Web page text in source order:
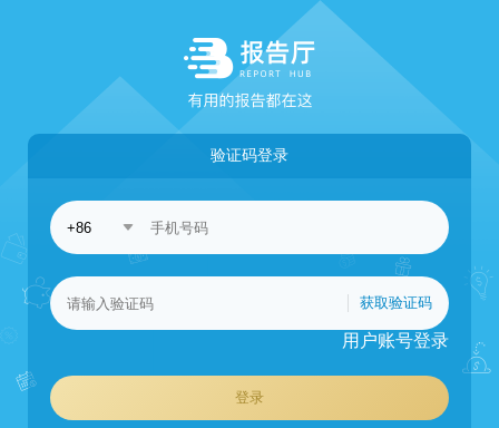
验证码登录
获取验证码
用户账号登录
登录